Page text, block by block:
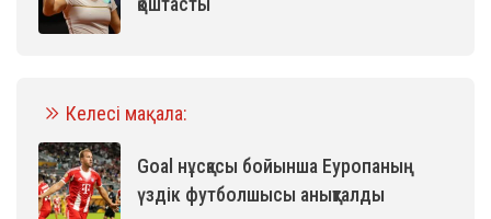
Келесі мақала:
Goal нұсқасы бойынша Еуропаның
үздік футболшысы анықталды